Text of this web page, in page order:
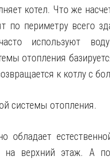
котел. Что же
по периметру всего
используют
отопления
к котлу с
системы отопления.
обладает
на верхний этаж. А